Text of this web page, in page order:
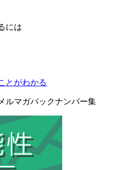
には
ルマガバックナンバー集